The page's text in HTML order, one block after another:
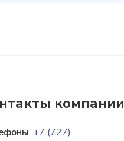
компании
+7 (727) 310-20-62